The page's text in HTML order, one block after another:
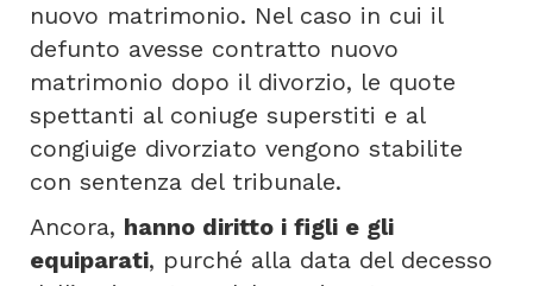
nuovo matrimonio. Nel caso in cui il
defunto avesse contratto nuovo
matrimonio dopo il divorzio, le quote
spettanti al coniuge superstiti e al
congiuige divorziato vengono stabilite
con sentenza del tribunale.
Ancora, hanno diritto i figli e gli
equiparati, purché alla data del decesso